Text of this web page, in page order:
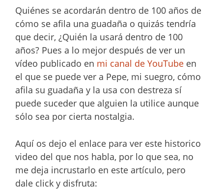
Quiénes se acordarán dentro de 100 años de
cómo se afila una guadaña o quizás tendría
que decir, ¿Quién la usará dentro de 100
años? Pues a lo mejor después de ver un
vídeo publicado en mi canal de YouTube en
el que se puede ver a Pepe, mi suegro, cómo
afila su guadaña y la usa con destreza sí
puede suceder que alguien la utilice aunque
sólo sea por cierta nostalgia.
Aquí os dejo el enlace para ver este historico
video del que nos habla, por lo que sea, no
me deja incrustarlo en este artículo, pero
dale click y disfruta: